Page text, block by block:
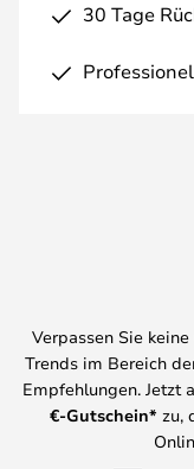
30 Tage
Verpassen Sie
Trends im Bereich
Empfehlungen. Jetzt
€-Gutschein* zu,